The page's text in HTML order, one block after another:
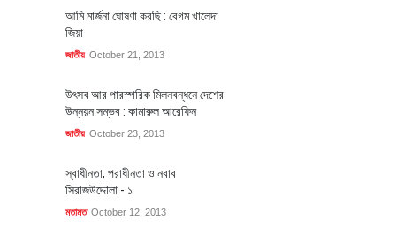
আমি মার্জনা ঘোষণা করছি : বেগম খালেদা
জিয়া
জাতীয় October 21, 2013
উৎসব আর পারস্পরিক মিলনবন্ধনে দেশের
উন্নয়ন সম্ভব : কামারুল আরেফিন
জাতীয় October 23, 2013
স্বাধীনতা, পরাধীনতা ও নবাব
সিরাজউদ্দৌলা - ১
মতামত October 12, 2013